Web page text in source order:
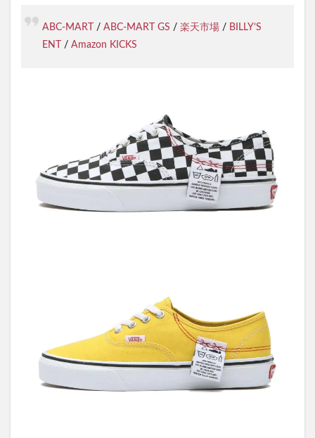
ABC-MART / ABC-MART GS / 楽天市場 / BILLY’S
ENT
/ Amazon KICKS